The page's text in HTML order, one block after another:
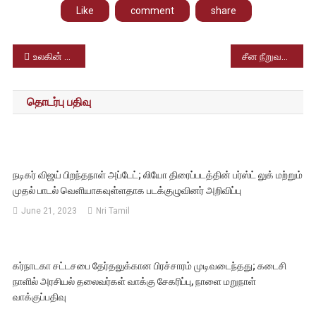
Like comment share
Post
navigation
உலகின் மிகவும் பிரபலமான அரசியல் தலைவர்கள் பட்டியல் வெளியீடு – இந்திய பிரதமர் மோடி முதலிடம்
தொடர்பு பதிவு
நடிகர் விஜய் பிறந்தநாள் அப்டேட்; லியோ திரைப்படத்தின் பர்ஸ்ட் லுக் மற்றும்
முதல் பாடல் வெளியாகவுள்ளதாக படக்குழுவினர் அறிவிப்பு
June 21, 2023 Nri Tamil
கர்நாடகா சட்டசபை தேர்தலுக்கான பிரச்சாரம் முடிவடைந்தது; கடைசி
நாளில் அரசியல் தலைவர்கள் வாக்கு சேகரிப்பு, நாளை மறுநாள்
வாக்குப்பதிவு